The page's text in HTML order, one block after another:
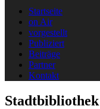
Startseite
on Air
vorgestellt
Publiziert
Beiträge
Partner
Kontakt